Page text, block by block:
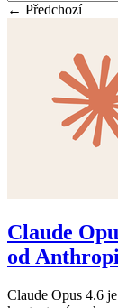
← Předchozí
Claude
od
Claude Opus 4.6